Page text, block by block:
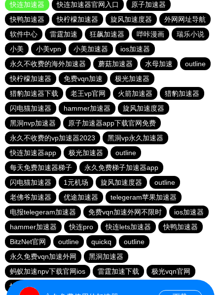
快连加速器
快连加速器官网入口
原子加速器
快鸭加速器
快柠檬加速器 旋风加速度器
外网网址导航
软件中心
雷霆加速 狂飙加速器 哔咔漫画
瑞乐小说
小美
小美vpn 小美加速器
ios加速器
永久不收费的海外加速器
蘑菇加速器 水母加速
outline
快柠檬加速器
免费vqn加速
极光加速器
猎豹加速器下载
老王vp官网 火箭加速器
猎豹加速器
闪电猫加速器
hammer加速器
旋风加速度器
黑洞nvp加速器
原子加速器app下载官网免费
永久不收费的vp加速器2023
黑洞vp永久加速器
快连加速器app
极光加速器
outline
每天免费加速器梯子
永久免费梯子加速器app
闪电猫加速器
1元机场 旋风加速度器
outline
老佛爷加速器
优途加速器
telegeram苹果加速器
电报telegeram加速器
免费vqn加速外网不限时
ios加速器
hammer加速器
快连pro 快连lets加速器
快鸭加速器
BitzNet官网
outline quickq
outline
永久免费vqn加速外网
黑洞加速器
蚂蚁加速npv下载官网ios
雷霆加速下载
极光vqn官网
快柠檬app下载